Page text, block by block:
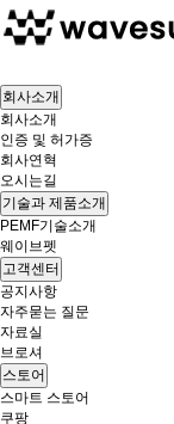
회사소개
회사소개
인증 및 허가증
회사연혁
오시는길
기술과 제품소개
PEMF기술소개
웨이브펫
고객센터
공지사항
자주묻는 질문
자료실
브로셔
스토어
스마트 스토어
쿠팡